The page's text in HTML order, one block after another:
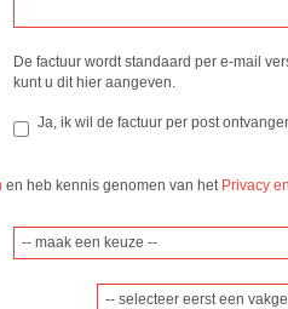
De factuur wordt standaard per e-mail
kunt u dit hier aangeven.
Ja, ik wil de factuur per post
en heb kennis genomen van het Privacy
-- selecteer eerst een